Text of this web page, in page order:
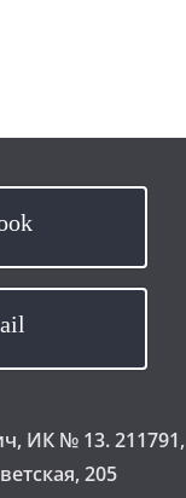
ИК № 13. 211791,
205